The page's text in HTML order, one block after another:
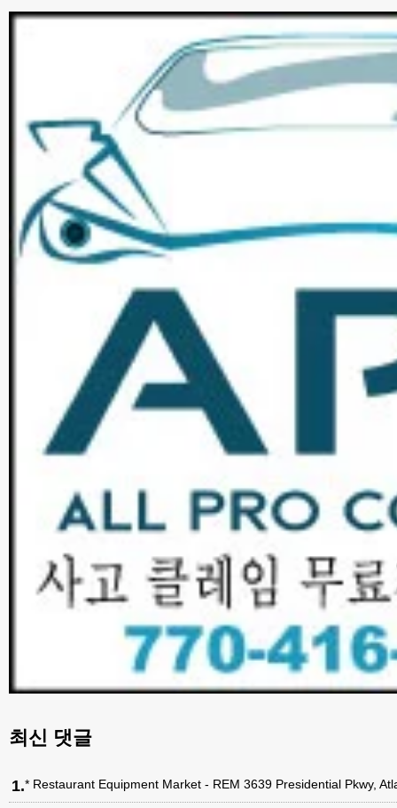
최신 댓글
1.* Restaurant Equipment Market - REM 3639 Presidential Pkwy,